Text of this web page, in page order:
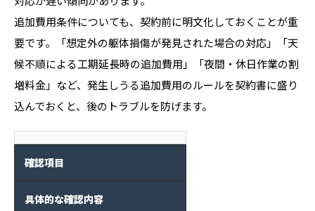
追加費用条件についても、契約前に明文化しておくことが重
要です。「想定外の躯体損傷が発見された場合の対応」「天
候不順による工期延長時の追加費用」「夜間・休日作業の割
増料金」など、発生しうる追加費用のルールを契約書に盛り
込んでおくと、後のトラブルを防げます。
確認項目
具体的な確認内容